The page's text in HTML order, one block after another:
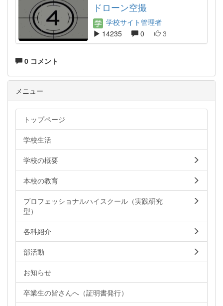
ドローン空撮
学校サイト管理者
14235
0 3
0 コメント
メニュー
トップページ
学校生活
学校の概要
本校の教育
プロフェッショナルハイスクール（実践研究
型）
各科紹介
部活動
お知らせ
卒業生の皆さんへ（証明書発行）